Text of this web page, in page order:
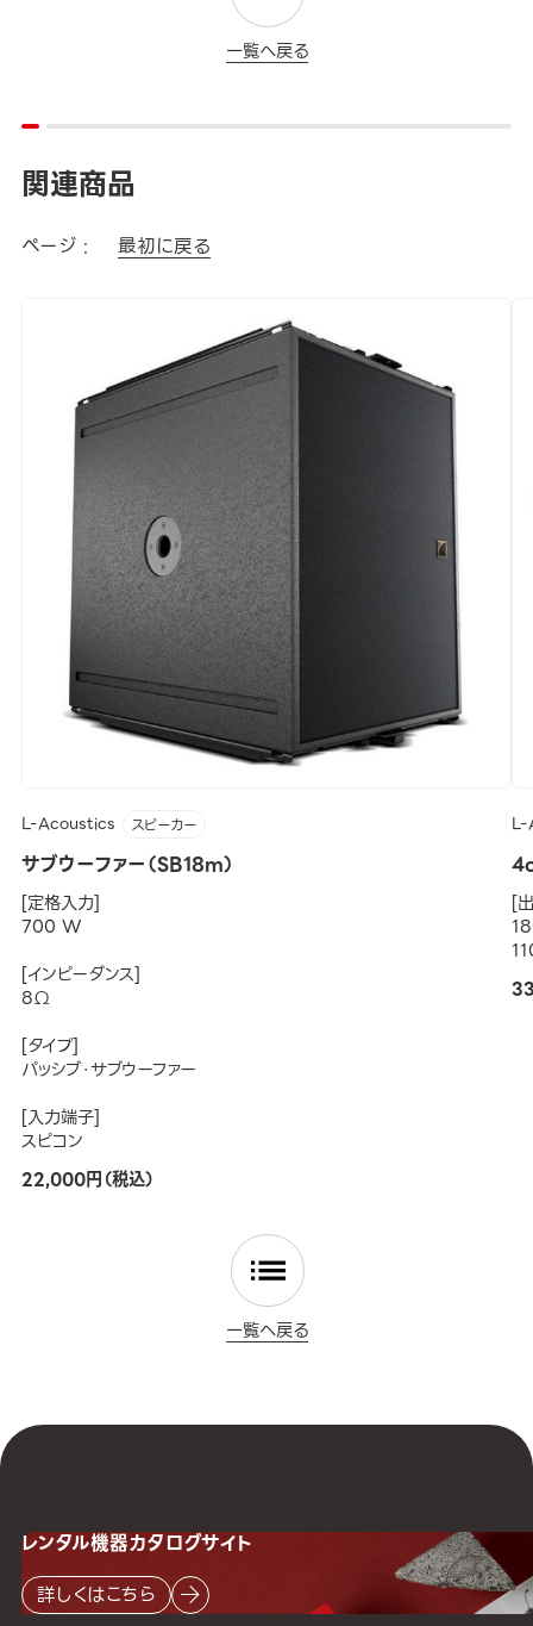
一覧へ戻る
関連商品
ページ : 最初に戻る
L-Acoustics スピーカー
サブウーファー（SB18m）
[定格入力]
700 W
[インピーダンス]
8Ω
[タイプ]
パッシブ・サブウーファー
[入力端子]
スピコン
22,000円（税込）
L-
[
一覧へ戻る
レンタル機器カタログサイト
詳しくはこちら